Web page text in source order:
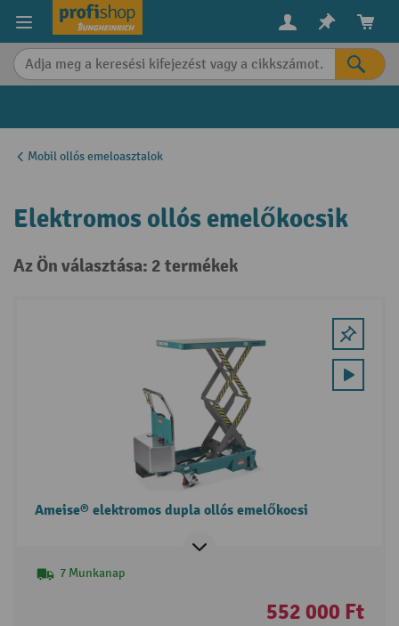
content
Mobil ollós emeloasztalok
Elektromos ollós emelőkocsik
Az Ön választása: 2 termékek
Ameise® elektromos dupla ollós emelőkocsi
7 Munkanap
552 000 Ft